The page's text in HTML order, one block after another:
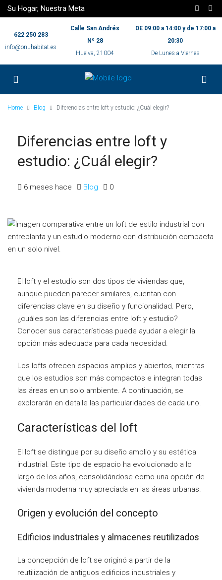
Su Hogar, Nuestra Meta
622 250 283
info@onuhabitat.es
Calle San Andrés
Nº 28
Huelva, 21004
DE 09:00 a 14:00 y de 17:00 a
20:30
De Lunes a Viernes
Home Blog Diferencias entre loft y estudio: ¿Cuál elegir?
Diferencias entre loft y
estudio: ¿Cuál elegir?
6 meses hace Blog 0
El loft y el estudio son dos tipos de viviendas que,
aunque pueden parecer similares, cuentan con
diferencias clave en su diseño y funcionalidad. Pero,
¿cuáles son las diferencias entre loft y estudio?
Conocer sus características puede ayudar a elegir la
opción más adecuada para cada necesidad.
Los lofts ofrecen espacios amplios y abiertos, mientras
que los estudios son más compactos e integran todas
las áreas en un solo ambiente. A continuación, se
explorarán en detalle las particularidades de cada uno.
Características del loft
El loft se distingue por su diseño amplio y su estética
industrial. Este tipo de espacio ha evolucionado a lo
largo de los años, consolidándose como una opción de
vivienda moderna muy apreciada en las áreas urbanas.
Origen y evolución del concepto
Edificios industriales y almacenes reutilizados
La concepción de loft se originó a partir de la
reutilización de antiguos edificios industriales y